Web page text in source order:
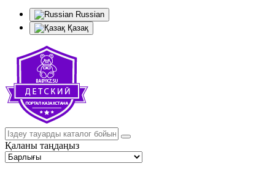
Russian
Қазақ
Қаланы таңдаңыз